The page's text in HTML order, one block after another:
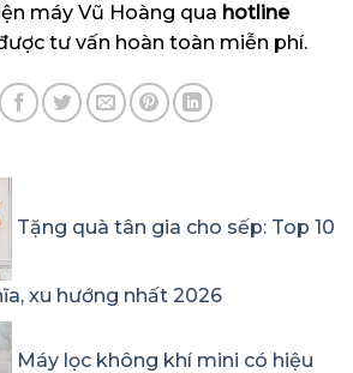
máy Vũ Hoàng qua hotline
tư vấn hoàn toàn miễn phí.
Tặng quà tân gia cho sếp: Top 10
xu hướng nhất 2026
Máy lọc không khí mini có hiệu